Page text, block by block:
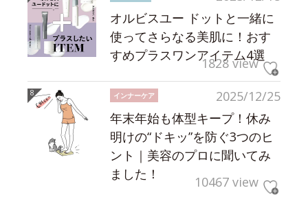
オルビスユー ドットと一緒に
使ってさらなる美肌に！おす
すめプラスワンアイテム4選
1828 view
2025/12/25
インナーケア
年末年始も体型キープ！休み
明けの“ドキッ”を防ぐ3つのヒ
ント｜美容のプロに聞いてみ
ました！
10467 view